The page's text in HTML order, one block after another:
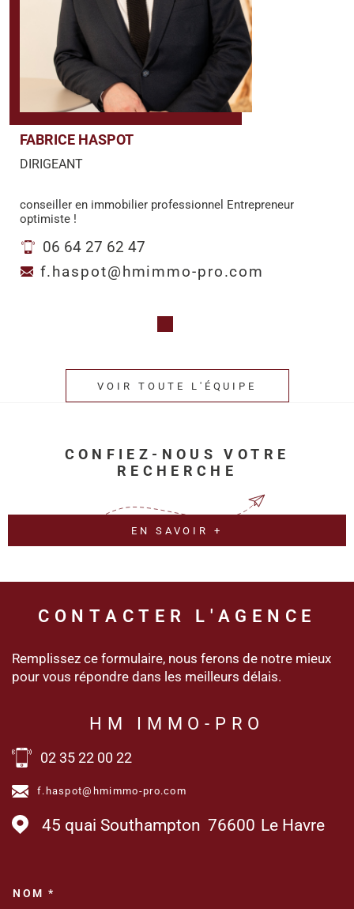
FABRICE HASPOT
DIRIGEANT
conseiller en immobilier professionnel Entrepreneur
optimiste !
06 64 27 62 47
f.haspot@hmimmo-pro.com
VOIR TOUTE L'ÉQUIPE
CONFIEZ-NOUS VOTRE
RECHERCHE
EN SAVOIR +
CONTACTER L'AGENCE
Remplissez ce formulaire, nous ferons de notre mieux
pour vous répondre dans les meilleurs délais.
HM IMMO-PRO
02 35 22 00 22
f.haspot@hmimmo-pro.com
45 quai Southampton 76600 Le Havre
NOM *